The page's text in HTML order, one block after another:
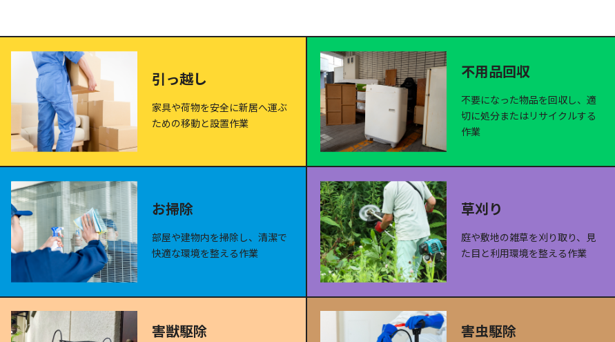
引っ越し
家具や荷物を安全に新居へ運ぶ
ための移動と設置作業
不用品回収
不要になった物品を回収し、適
切に処分またはリサイクルする
作業
お掃除
部屋や建物内を掃除し、清潔で
快適な環境を整える作業
草刈り
庭や敷地の雑草を刈り取り、見
た目と利用環境を整える作業
害獣駆除 害虫駆除